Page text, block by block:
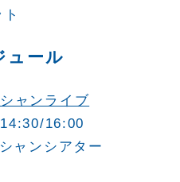
ュール
ャンライブ
16:00
ャンシアター